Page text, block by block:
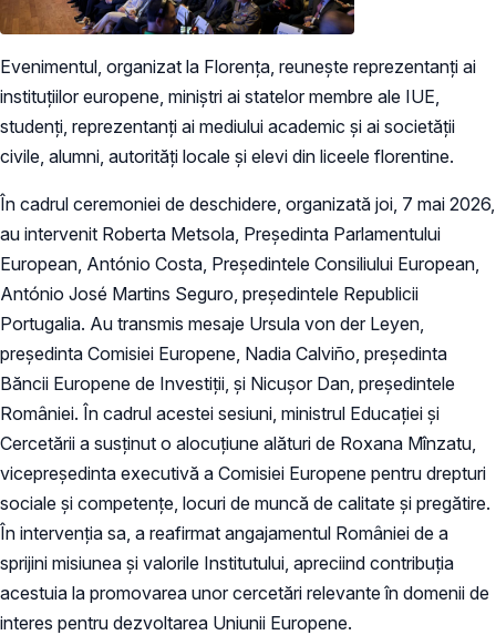
Evenimentul, organizat la Florența, reunește reprezentanți ai
instituțiilor europene, miniștri ai statelor membre ale IUE,
studenți, reprezentanți ai mediului academic și ai societății
civile, alumni, autorități locale și elevi din liceele florentine.
În cadrul ceremoniei de deschidere, organizată joi, 7 mai 2026,
au intervenit Roberta Metsola, Președinta Parlamentului
European, António Costa, Președintele Consiliului European,
António José Martins Seguro, președintele Republicii
Portugalia. Au transmis mesaje Ursula von der Leyen,
președinta Comisiei Europene, Nadia Calviño, președinta
Băncii Europene de Investiții, și Nicușor Dan, președintele
României. În cadrul acestei sesiuni, ministrul Educației și
Cercetării a susținut o alocuțiune alături de Roxana Mînzatu,
vicepreședinta executivă a Comisiei Europene pentru drepturi
sociale și competențe, locuri de muncă de calitate și pregătire.
În intervenția sa, a reafirmat angajamentul României de a
sprijini misiunea și valorile Institutului, apreciind contribuția
acestuia la promovarea unor cercetări relevante în domenii de
interes pentru dezvoltarea Uniunii Europene.